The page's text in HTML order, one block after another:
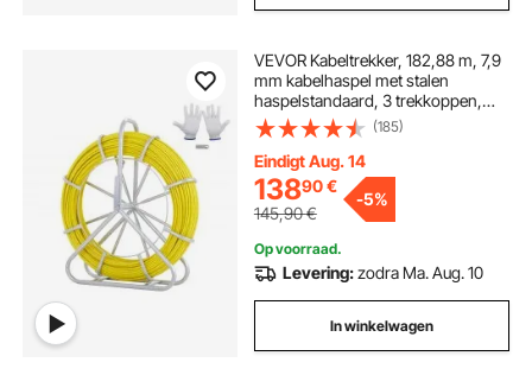
VEVOR Kabeltrekker, 182,88 m, 7,9
mm kabelhaspel met stalen
haspelstandaard, 3 trekkoppen,
visgerei voor muren en elektrische
draden, niet-geleidend
(185)
Eindigt Aug. 14
13890€
145,90€
-5%
Op voorraad.
Levering:zodra Ma. Aug. 10
In winkelwagen